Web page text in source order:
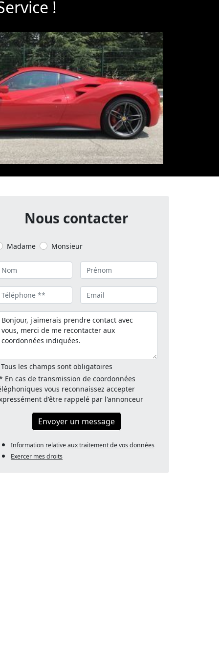
!
Nous contacter
Madame Monsieur
les champs sont obligatoires
En cas de transmission de coordonnées
vous reconnaissez accepter
d'être rappelé par l'annonceur
Envoyer un message
Information relative aux traitement de vos données
Exercer mes droits